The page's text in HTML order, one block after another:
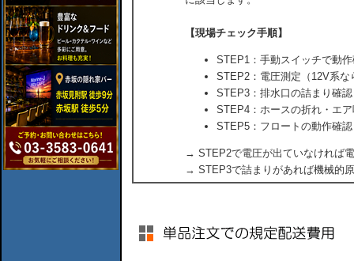
【現場チェック手順】
STEP1：手動スイッチで動
STEP2：電圧測定（12V系な
STEP3：排水口の詰まり確認
STEP4：ホースの折れ・エ
STEP5：フロートの動作確認
→ STEP2で電圧が出ていなければ
→ STEP3で詰まりがあれば機械的